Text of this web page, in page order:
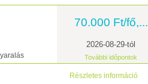
70.000 Ft/fő,...
2026-08-29-tól
További időpontok
Részletes információ